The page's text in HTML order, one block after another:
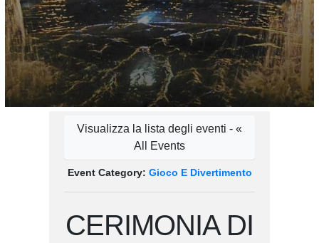
Visualizza la lista degli eventi - «
All Events
Event Category: Gioco E Divertimento
CERIMONIA DI